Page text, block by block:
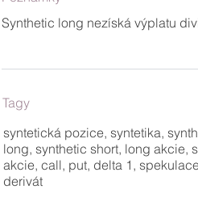
Synthetic long nezíská výplatu
Tagy
syntetická pozice, syntetika,
long, synthetic short, long akcie,
akcie, call, put, delta 1,
derivát